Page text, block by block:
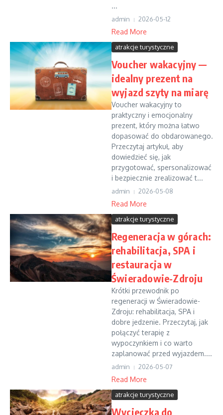
...
admin 2026-05-12
Read More
atrakcje turystyczne
Voucher wakacyjny —
idealny prezent na
wyjazd szyty na miarę
Voucher wakacyjny to
praktyczny i emocjonalny
prezent, który można łatwo
dopasować do obdarowanego.
Przeczytaj artykuł, aby
dowiedzieć się, jak
przygotować, spersonalizować
i bezpiecznie zrealizować t...
admin 2026-05-08
Read More
atrakcje turystyczne
Regeneracja w górach:
rehabilitacja, SPA i
restauracja w
Świeradowie-Zdroju
Krótki przewodnik po
regeneracji w Świeradowie-
Zdroju: rehabilitacja, SPA i
dobre jedzenie. Przeczytaj, jak
połączyć terapię z
wypoczynkiem i co warto
zaplanować przed wyjazdem....
admin 2026-05-07
Read More
atrakcje turystyczne
Wycieczka do